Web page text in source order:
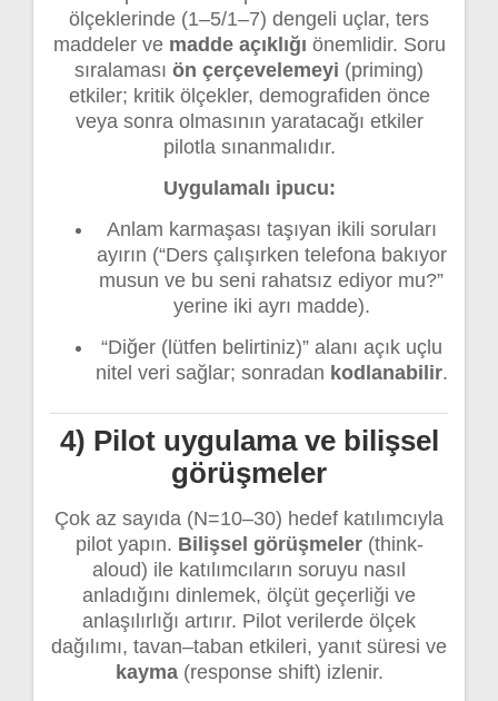
ölçeklerinde (1–5/1–7) dengeli uçlar, ters
maddeler ve madde açıklığı önemlidir. Soru
sıralaması ön çerçevelemeyi (priming)
etkiler; kritik ölçekler, demografiden önce
veya sonra olmasının yaratacağı etkiler
pilotla sınanmalıdır.
Uygulamalı ipucu:
Anlam karmaşası taşıyan ikili soruları
ayırın (“Ders çalışırken telefona bakıyor
musun ve bu seni rahatsız ediyor mu?”
yerine iki ayrı madde).
“Diğer (lütfen belirtiniz)” alanı açık uçlu
nitel veri sağlar; sonradan kodlanabilir.
4) Pilot uygulama ve bilişsel
görüşmeler
Çok az sayıda (N=10–30) hedef katılımcıyla
pilot yapın. Bilişsel görüşmeler(think-
aloud) ile katılımcıların soruyu nasıl
anladığını dinlemek, ölçüt geçerliği ve
anlaşılırlığı artırır. Pilot verilerde ölçek
dağılımı, tavan–taban etkileri, yanıt süresi ve
kayma(response shift) izlenir.